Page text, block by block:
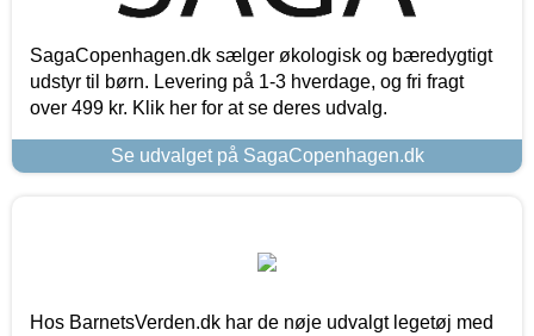
SagaCopenhagen.dk sælger økologisk og bæredygtigt
udstyr til børn. Levering på 1-3 hverdage, og fri fragt
over 499 kr. Klik her for at se deres udvalg.
Se udvalget på SagaCopenhagen.dk
Hos BarnetsVerden.dk har de nøje udvalgt legetøj med